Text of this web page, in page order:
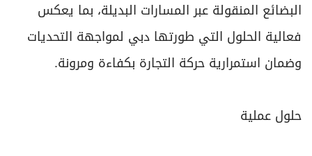
البضائع المنقولة عبر المسارات البديلة، بما يعكس
فعالية الحلول التي طورتها دبي لمواجهة التحديات
وضمان استمرارية حركة التجارة بكفاءة ومرونة.
حلول عملية